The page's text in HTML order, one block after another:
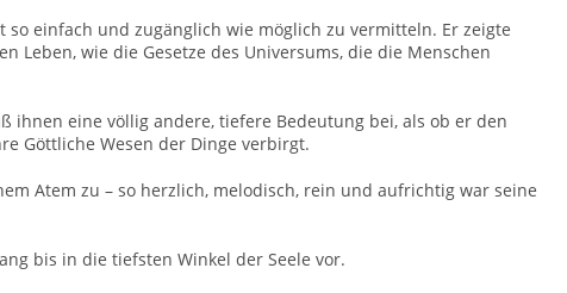
so einfach und zugänglich wie möglich zu vermitteln. Er zeigte
Leben, wie die Gesetze des Universums, die die Menschen
ihnen eine völlig andere, tiefere Bedeutung bei, als ob er den
Göttliche Wesen der Dinge verbirgt.
Atem zu – so herzlich, melodisch, rein und aufrichtig war seine
bis in die tiefsten Winkel der Seele vor.